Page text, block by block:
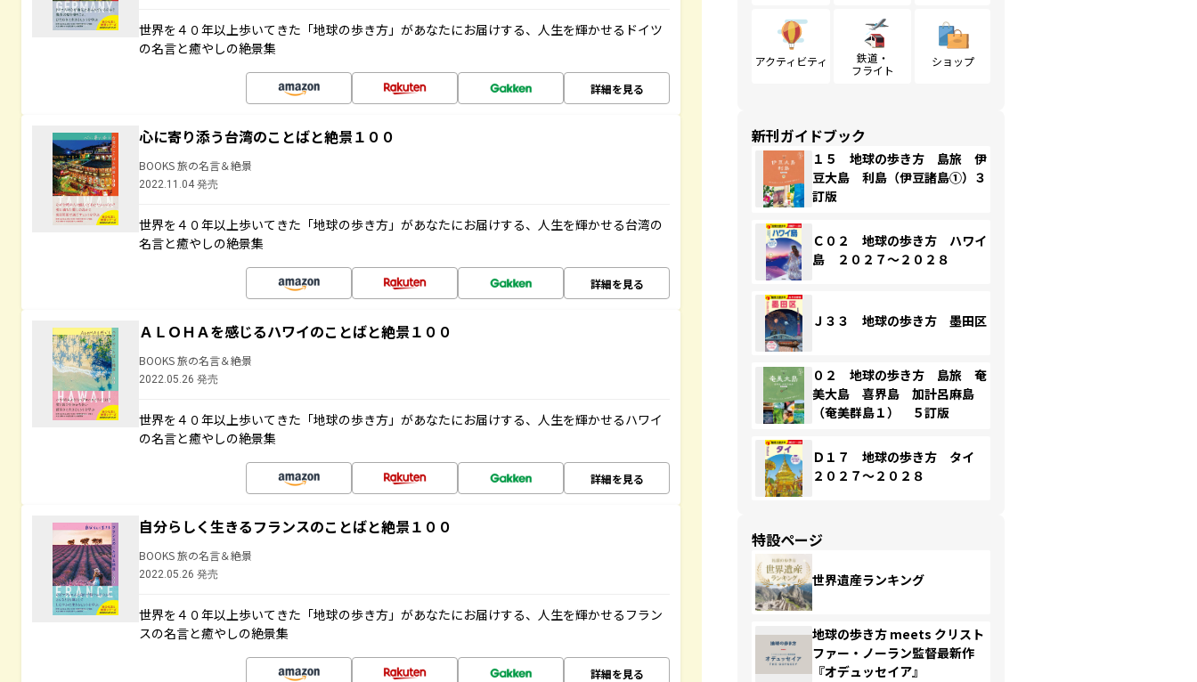
世界を４０年以上歩いてきた「地球の歩き方」があなたにお届けする、人生を輝かせるドイツ
の名言と癒やしの絶景集
詳細を見る
心に寄り添う台湾のことばと絶景１００
BOOKS 旅の名言＆絶景
2022.11.04 発売
世界を４０年以上歩いてきた「地球の歩き方」があなたにお届けする、人生を輝かせる台湾の
名言と癒やしの絶景集
詳細を見る
ＡＬＯＨＡを感じるハワイのことばと絶景１００
BOOKS 旅の名言＆絶景
2022.05.26 発売
世界を４０年以上歩いてきた「地球の歩き方」があなたにお届けする、人生を輝かせるハワイ
の名言と癒やしの絶景集
詳細を見る
自分らしく生きるフランスのことばと絶景１００
BOOKS 旅の名言＆絶景
2022.05.26 発売
世界を４０年以上歩いてきた「地球の歩き方」があなたにお届けする、人生を輝かせるフラン
スの名言と癒やしの絶景集
詳細を見る
アクティビティ
鉄道・
フライト
ショップ
新刊ガイドブック
１５ 地球の歩き方 島旅 伊
豆大島 利島（伊豆諸島①）３
訂版
Ｃ０２ 地球の歩き方 ハワイ
島 ２０２７～２０２８
Ｊ３３ 地球の歩き方 墨田区
０２ 地球の歩き方 島旅 奄
美大島 喜界島 加計呂麻島
（奄美群島１） ５訂版
Ｄ１７ 地球の歩き方 タイ
２０２７～２０２８
特設ページ
世界遺産ランキング
地球の歩き方 meets クリスト
ファー・ノーラン監督最新作
『オデュッセイア』